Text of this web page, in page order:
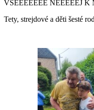
VŠEEEEEEE NEEEEEJ
Tety, strejdové a děti šesté